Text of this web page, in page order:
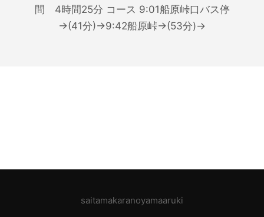
間 4時間25分 コース 9:01船原峠口バス停
→(41分)→9:42船原峠→(53分)→
saitamakaranoyamaaruki